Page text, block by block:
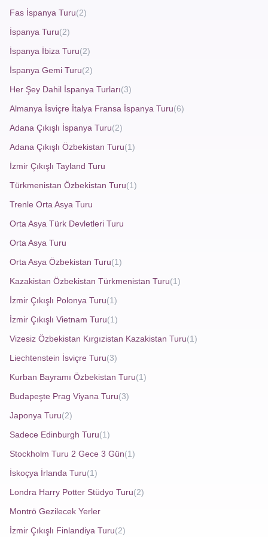
Otobüsle yapılan
kuzeyinden güneyine kadar uzanan büyüleyici bir rotayı
kapsar. Barselona’nın modern mimarisi ve Gaudi izleriyle
başlayan tur, Madrid’in tarihi sokaklarında devam eder.
Sarayı’nı, Sevilla’ da Plaza de España’ yı ve Cordoba’ da
Kurtuba Camii’ni ziyaret edebilirsiniz. Her gece
konaklama, kahvaltılar ve profesyonel rehberlik hizmeti tur
paketine dahilken, 20 kg bagaj hakkınız da sizi
zorlamadan alışveriş yapabilmenizi sağlar.
Ekonomik seyahat arayışında olanlar için
İspanya turu çözümü otobüsle ulaşım seçeneğinden
geçiyor. Uçakla gidilen klasik turlara kıyasla
ve hesaplı bir seyahat sunuyor. Tüm ekstra turların fiyata
dahil olması, tur sırasında ek masraf yapmadan
Barselona’nın parklarında yürüyüşten, Sevilla’ daki
flamenko gösterilerine kadar pek çok aktiviteyi rahatça
deneyimlemenizi sağlıyor. Ayrıca otobüsle yapılan
yolculuklar sırasında Avrupa şehirleri arasında manzaralı
İster tek başınıza ister arkadaş grubunuzla
katılabileceğiniz zengin içerikli, ekonomik, unutulmaz bir
yolculuk sunuyor. İspanya’yı keşfetmek için Avrupa Rüyası’
nın web sitesini, blog sayfasını ziyaret ederek detaylı tur
Fas İspanya Turu(2)
İspanya Turu(2)
İspanya İbiza Turu(2)
İspanya Gemi Turu(2)
Her Şey Dahil İspanya Turları(3)
Almanya İsviçre İtalya Fransa İspanya Turu(6)
Adana Çıkışlı İspanya Turu(2)
Adana Çıkışlı Özbekistan Turu(1)
İzmir Çıkışlı Tayland Turu
Türkmenistan Özbekistan Turu(1)
Trenle Orta Asya Turu
Orta Asya Türk Devletleri Turu
Orta Asya Turu
Orta Asya Özbekistan Turu(1)
Kazakistan Özbekistan Türkmenistan Turu(1)
İzmir Çıkışlı Polonya Turu(1)
İzmir Çıkışlı Vietnam Turu(1)
Vizesiz Özbekistan Kırgızistan Kazakistan Turu(1)
Liechtenstein İsviçre Turu(3)
Kurban Bayramı Özbekistan Turu(1)
Budapeşte Prag Viyana Turu(3)
Japonya Turu(2)
Sadece Edinburgh Turu(1)
Stockholm Turu 2 Gece 3 Gün(1)
İskoçya İrlanda Turu(1)
Londra Harry Potter Stüdyo Turu(2)
Montrö Gezilecek Yerler
İzmir Çıkışlı Finlandiya Turu(2)